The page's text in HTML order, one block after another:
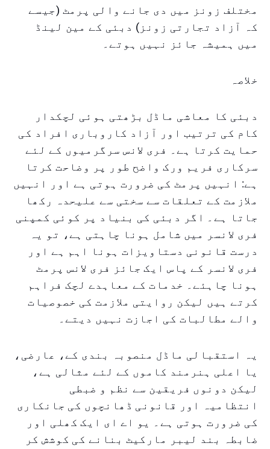
مختلف زونز میں دی جانے والی پرمٹ (جیسے
کہ آزاد تجارتی زونز) دبئی کے مین لینڈ
میں ہمیشہ جائز نہیں ہوتے۔
خلاصہ
دبئی کا معاشی ماڈل بڑھتی ہوئی لچکدار
کام کی ترتیب اور آزاد کاروباری افراد کی
حمایت کرتا ہے۔ فری لانس سرگرمیوں کے لئے
سرکاری فریم ورک واضح طور پر وضاحت کرتا
ہے: انہیں پرمٹ کی ضرورت ہوتی ہے اور انہیں
ملازمت کے تعلقات سے سختی سے علیحدہ رکھا
جاتا ہے۔ اگر دبئی کی بنیاد پر کوئی کمپنی
فری لانسر میں شامل ہونا چاہتی ہے، تو یہ
درست قانونی دستاویزات ہونا اہم ہے اور
فری لانسر کے پاس ایک جائز فری لانس پرمٹ
ہونا چاہئے۔ خدمات کے معاہدے لچک فراہم
کرتے ہیں لیکن روایتی ملازمت کی خصوصیات
والے مطالبات کی اجازت نہیں دیتے۔
یہ استقبالی ماڈل منصوبہ بندی کے، عارضی،
یا اعلی ہنرمند کاموں کے لئے مثالی ہے،
لیکن دونوں فریقین سے نظم و ضبطی
انتظامیہ اور قانونی ڈھانچوں کی جانکاری
کی ضرورت ہوتی ہے۔ یو اے ای ایک کھلی اور
ضابطہ بند لیبر مارکیٹ بنانے کی کوشش کر